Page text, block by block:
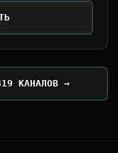
КАНАЛОВ →